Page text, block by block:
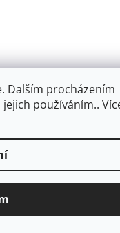
Dalším procházením
používáním..